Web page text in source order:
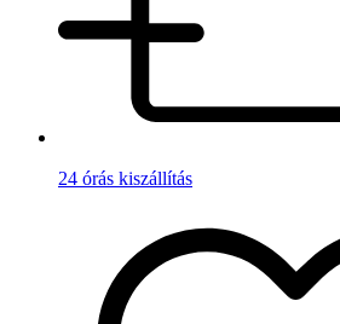
24 órás kiszállítás